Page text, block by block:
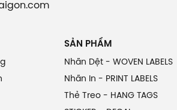
SẢN PHẨM
Nhãn Dệt - WOVEN LABELS
Nhãn In - PRINT LABELS
Thẻ Treo - HANG TAGS